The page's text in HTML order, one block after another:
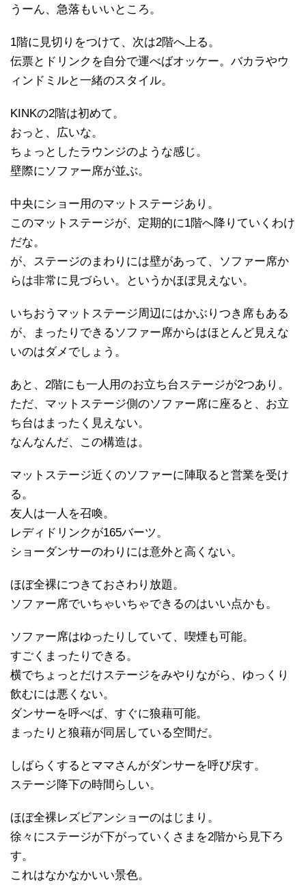
うーん、急落もいいところ。
1階に見切りをつけて、次は2階へ上る。
伝票とドリンクを自分で運べばオッケー。バカラやウ
ィンドミルと一緒のスタイル。
KINKの2階は初めて。
おっと、広いな。
ちょっとしたラウンジのような感じ。
壁際にソファー席が並ぶ。
中央にショー用のマットステージあり。
このマットステージが、定期的に1階へ降りていくわけ
だな。
が、ステージのまわりには壁があって、ソファー席か
らは非常に見づらい。というかほぼ見えない。
いちおうマットステージ周辺にはかぶりつき席もある
が、まったりできるソファー席からはほとんど見えな
いのはダメでしょう。
あと、2階にも一人用のお立ち台ステージが2つあり。
ただ、マットステージ側のソファー席に座ると、お立
ち台はまったく見えない。
なんなんだ、この構造は。
マットステージ近くのソファーに陣取ると営業を受け
る。
友人は一人を召喚。
レディドリンクが165バーツ。
ショーダンサーのわりには意外と高くない。
ほぼ全裸につきておさわり放題。
ソファー席でいちゃいちゃできるのはいい点かも。
ソファー席はゆったりしていて、喫煙も可能。
すごくまったりできる。
横でちょっとだけステージをみやりながら、ゆっくり
飲むには悪くない。
ダンサーを呼べば、すぐに狼藉可能。
まったりと狼藉が同居している空間だ。
しばらくするとママさんがダンサーを呼び戻す。
ステージ降下の時間らしい。
ほぼ全裸レズビアンショーのはじまり。
徐々にステージが下がっていくさまを2階から見下ろ
す。
これはなかなかいい景色。